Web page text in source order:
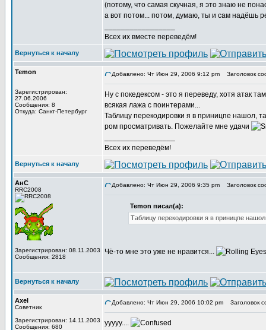
(потому, что самая скучная, я это знаю не
а вот потом... потом, думаю, ты и сам надёшь
Всех их вместе переведём!
Вернуться к началу
Temon
Зарегистрирован:
27.06.2006
Сообщения: 8
Откуда: Санкт-Петербург
Добавлено: Чт Июн 29, 2006 9:12 pm Заголовок
Ну с покедексом - это я переведу, хотя атак
всякая лажа с поинтерами...
Таблицу перекодировки я в приницпе нашол,
ром просматривать. Пожелайте мне удачи
Всех их переведём!
Вернуться к началу
АнС
RRC2008
Зарегистрирован: 08.11.2003
Сообщения: 2818
Добавлено: Чт Июн 29, 2006 9:35 pm Заголовок
Temon писал(а):
Таблицу перекодировки я в приницпе
Чё-то мне это уже не нравится...
Вернуться к началу
Axel
Советник
Зарегистрирован: 14.11.2003
Сообщения: 680
Добавлено: Чт Июн 29, 2006 10:02 pm Заголовок
ууууу....